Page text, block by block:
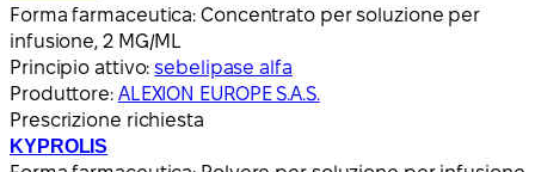
Forma farmaceutica: Concentrato per soluzione per
infusione, 2 MG/ML
Principio attivo:sebelipase alfa
Produttore: ALEXION EUROPE S.A.S.
Prescrizione richiesta
KYPROLIS